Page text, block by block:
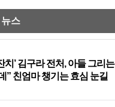
스
치’ 김구라 전처, 아들 그리는
” 친엄마 챙기는 효심 눈길